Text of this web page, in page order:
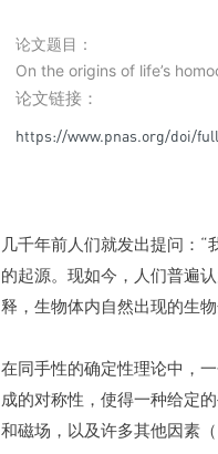
论文题目：
On the origins of life’s
论文链接：
https://www.pnas.org/doi/
几千年前人们就发出提问：“
的起源。现如今，人们普遍
释，生物体内自然出现的生
在同手性的确定性理论中，
成的对称性，使得一种给定
和磁场，以及许多其他因素